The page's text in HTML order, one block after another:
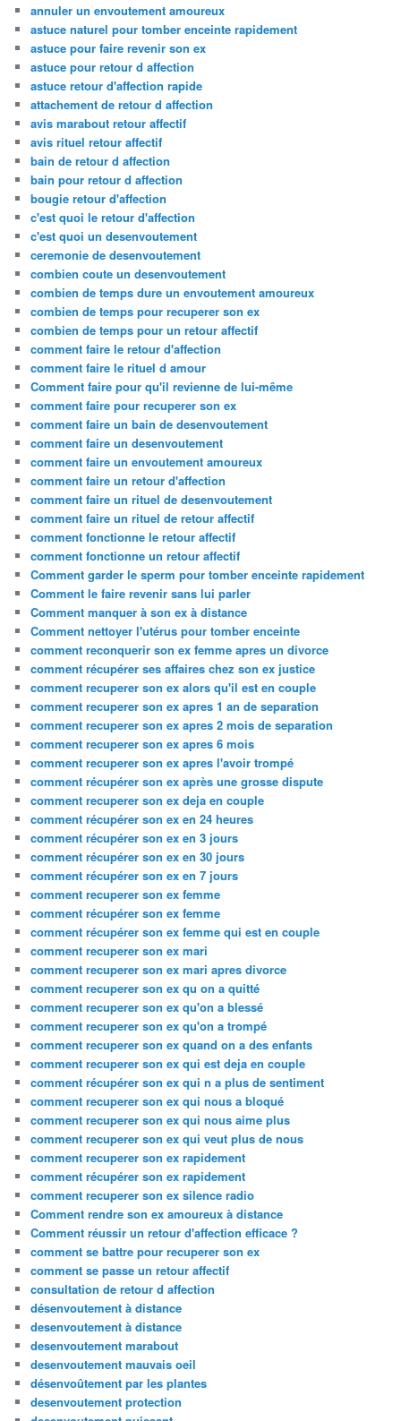
annuler un envoutement amoureux
astuce naturel pour tomber enceinte rapidement
astuce pour faire revenir son ex
astuce pour retour d affection
astuce retour d'affection rapide
attachement de retour d affection
avis marabout retour affectif
avis rituel retour affectif
bain de retour d affection
bain pour retour d affection
bougie retour d'affection
c'est quoi le retour d'affection
c'est quoi un desenvoutement
ceremonie de desenvoutement
combien coute un desenvoutement
combien de temps dure un envoutement amoureux
combien de temps pour recuperer son ex
combien de temps pour un retour affectif
comment faire le retour d'affection
comment faire le rituel d amour
Comment faire pour qu'il revienne de lui-même
comment faire pour recuperer son ex
comment faire un bain de desenvoutement
comment faire un desenvoutement
comment faire un envoutement amoureux
comment faire un retour d'affection
comment faire un rituel de desenvoutement
comment faire un rituel de retour affectif
comment fonctionne le retour affectif
comment fonctionne un retour affectif
Comment garder le sperm pour tomber enceinte rapidement
Comment le faire revenir sans lui parler
Comment manquer à son ex à distance
Comment nettoyer l'utérus pour tomber enceinte
comment reconquerir son ex femme apres un divorce
comment récupérer ses affaires chez son ex justice
comment recuperer son ex alors qu'il est en couple
comment recuperer son ex apres 1 an de separation
comment recuperer son ex apres 2 mois de separation
comment recuperer son ex apres 6 mois
comment recuperer son ex apres l'avoir trompé
comment récupérer son ex après une grosse dispute
comment recuperer son ex deja en couple
comment récupérer son ex en 24 heures
comment récupérer son ex en 3 jours
comment récupérer son ex en 30 jours
comment récupérer son ex en 7 jours
comment recuperer son ex femme
comment récupérer son ex femme
comment récupérer son ex femme qui est en couple
comment recuperer son ex mari
comment recuperer son ex mari apres divorce
comment recuperer son ex qu on a quitté
comment recuperer son ex qu'on a blessé
comment recuperer son ex qu'on a trompé
comment recuperer son ex quand on a des enfants
comment recuperer son ex qui est deja en couple
comment récupérer son ex qui n a plus de sentiment
comment recuperer son ex qui nous a bloqué
comment recuperer son ex qui nous aime plus
comment recuperer son ex qui veut plus de nous
comment recuperer son ex rapidement
comment récupérer son ex rapidement
comment recuperer son ex silence radio
Comment rendre son ex amoureux à distance
Comment réussir un retour d'affection efficace ?
comment se battre pour recuperer son ex
comment se passe un retour affectif
consultation de retour d affection
désenvoutement à distance
desenvoutement à distance
desenvoutement marabout
desenvoutement mauvais oeil
désenvoûtement par les plantes
desenvoutement protection